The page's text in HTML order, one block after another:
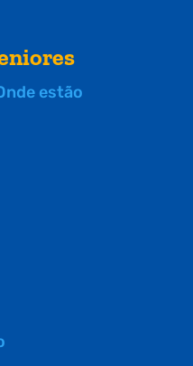
estão